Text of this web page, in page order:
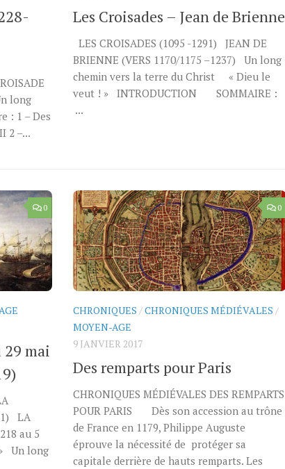
long
: 1 – Des
2 –...
Les Croisades – Jean de Brienne
LES CROISADES (1095 -1291) JEAN DE
BRIENNE (VERS 1170/1175 –1237) Un long
chemin vers la terre du Christ « Dieu le
veut ! » INTRODUCTION SOMMAIRE :
...
0
mai
LA
au 5
Un long
0
CHRONIQUES /CHRONIQUES MÉDIÉVALES /
MOYEN-AGE
9 JANVIER 2017
Des remparts pour Paris
CHRONIQUES MÉDIÉVALES DES REMPARTS
POUR PARIS Dès son accession au trône
de France en 1179, Philippe Auguste
éprouve la nécessité de protéger sa
capitale derrière de hauts remparts. Les